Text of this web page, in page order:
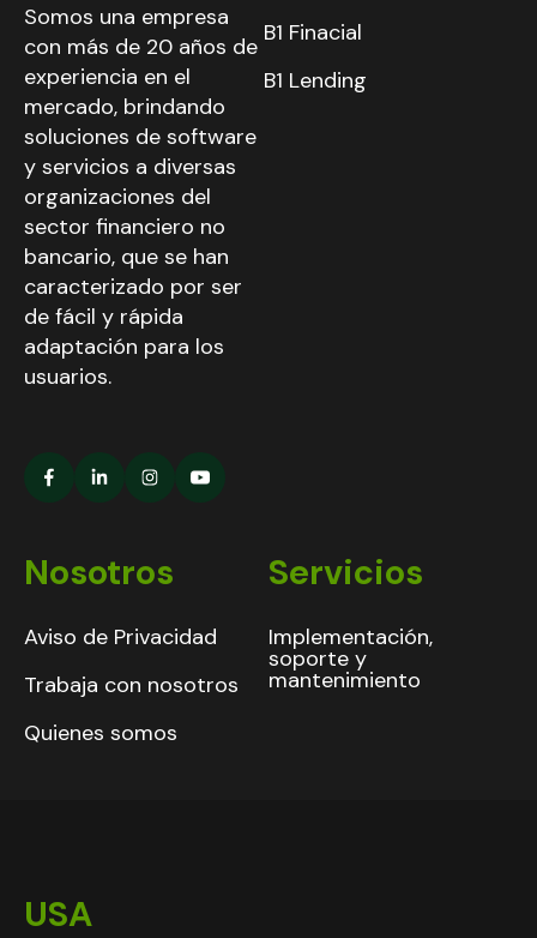
Somos una empresa
con más de 20 años de
experiencia en el
mercado, brindando
soluciones de software
y servicios a diversas
organizaciones del
sector financiero no
bancario, que se han
caracterizado por ser
de fácil y rápida
adaptación para los
usuarios.
B1 Finacial
B1 Lending
Nosotros
Aviso de Privacidad
Trabaja con nosotros
Quienes somos
Servicios
Implementación,
soporte y
mantenimiento
USA